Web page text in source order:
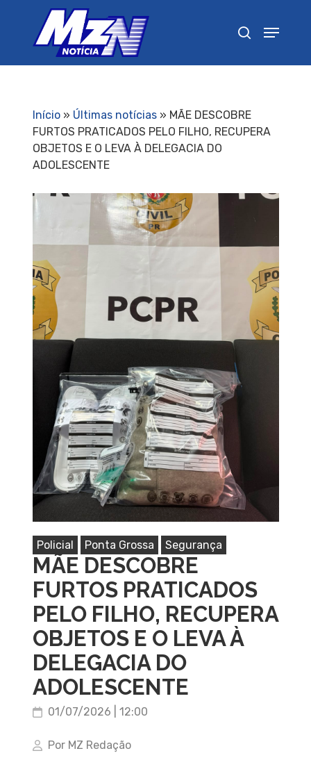
Início» Últimas notícias» MÃE DESCOBRE
FURTOS PRATICADOS PELO FILHO, RECUPERA
OBJETOS E O LEVA À DELEGACIA DO
ADOLESCENTE
Policial Ponta Grossa Segurança
MÃE DESCOBRE
FURTOS PRATICADOS
PELO FILHO, RECUPERA
OBJETOS E O LEVA À
DELEGACIA DO
ADOLESCENTE
01/07/2026 | 12:00
Por MZ Redação